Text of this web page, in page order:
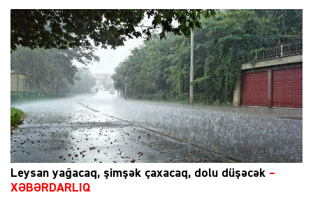
Leysan yağacaq, şimşək çaxacaq, dolu düşəcək –
XƏBƏRDARLIQ